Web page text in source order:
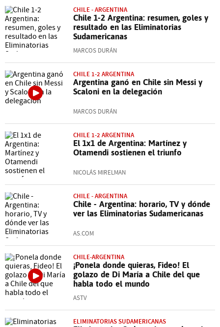
CHILE - ARGENTINA
Chile 1-2 Argentina: resumen, goles y
resultado en las Eliminatorias
Sudamericanas
MARCOS DURÁN
CHILE 1-2 ARGENTINA
Argentina ganó en Chile sin Messi y
Scaloni en la delegación
MARCOS DURÁN
CHILE 1-2 ARGENTINA
El 1x1 de Argentina: Martínez y
Otamendi sostienen el triunfo
NICOLÁS MIRELMAN
CHILE - ARGENTINA
Chile - Argentina: horario, TV y dónde
ver las Eliminatorias Sudamericanas
AS.COM
CHILE-ARGENTINA
¡Ponela donde quieras, Fideo! El
golazo de Di María a Chile del que
habla todo el mundo
ASTV
ELIMINATORIAS SUDAMERICANAS